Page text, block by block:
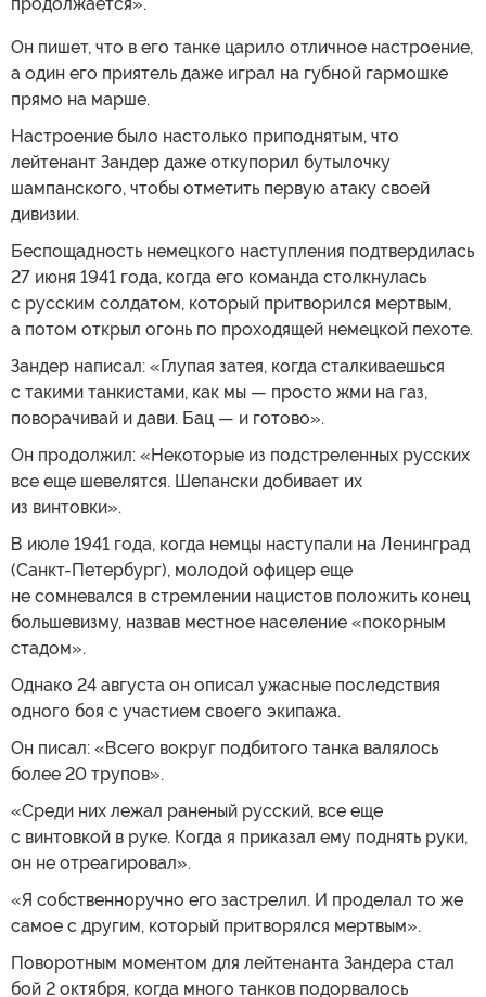
продолжается».
Он пишет, что в его танке царило отличное настроение,
а один его приятель даже играл на губной гармошке
прямо на марше.
Настроение было настолько приподнятым, что
лейтенант Зандер даже откупорил бутылочку
шампанского, чтобы отметить первую атаку своей
дивизии.
Беспощадность немецкого наступления подтвердилась
27 июня 1941 года, когда его команда столкнулась
с русским солдатом, который притворился мертвым,
а потом открыл огонь по проходящей немецкой пехоте.
Зандер написал: «Глупая затея, когда сталкиваешься
с такими танкистами, как мы — просто жми на газ,
поворачивай и дави. Бац — и готово».
Он продолжил: «Некоторые из подстреленных русских
все еще шевелятся. Шепански добивает их
из винтовки».
В июле 1941 года, когда немцы наступали на Ленинград
(Санкт-Петербург), молодой офицер еще
не сомневался в стремлении нацистов положить конец
большевизму, назвав местное население «покорным
стадом».
Однако 24 августа он описал ужасные последствия
одного боя с участием своего экипажа.
Он писал: «Всего вокруг подбитого танка валялось
более 20 трупов».
«Среди них лежал раненый русский, все еще
с винтовкой в руке. Когда я приказал ему поднять руки,
он не отреагировал».
«Я собственноручно его застрелил. И проделал то же
самое с другим, который притворялся мертвым».
Поворотным моментом для лейтенанта Зандера стал
бой 2 октября, когда много танков подорвалось